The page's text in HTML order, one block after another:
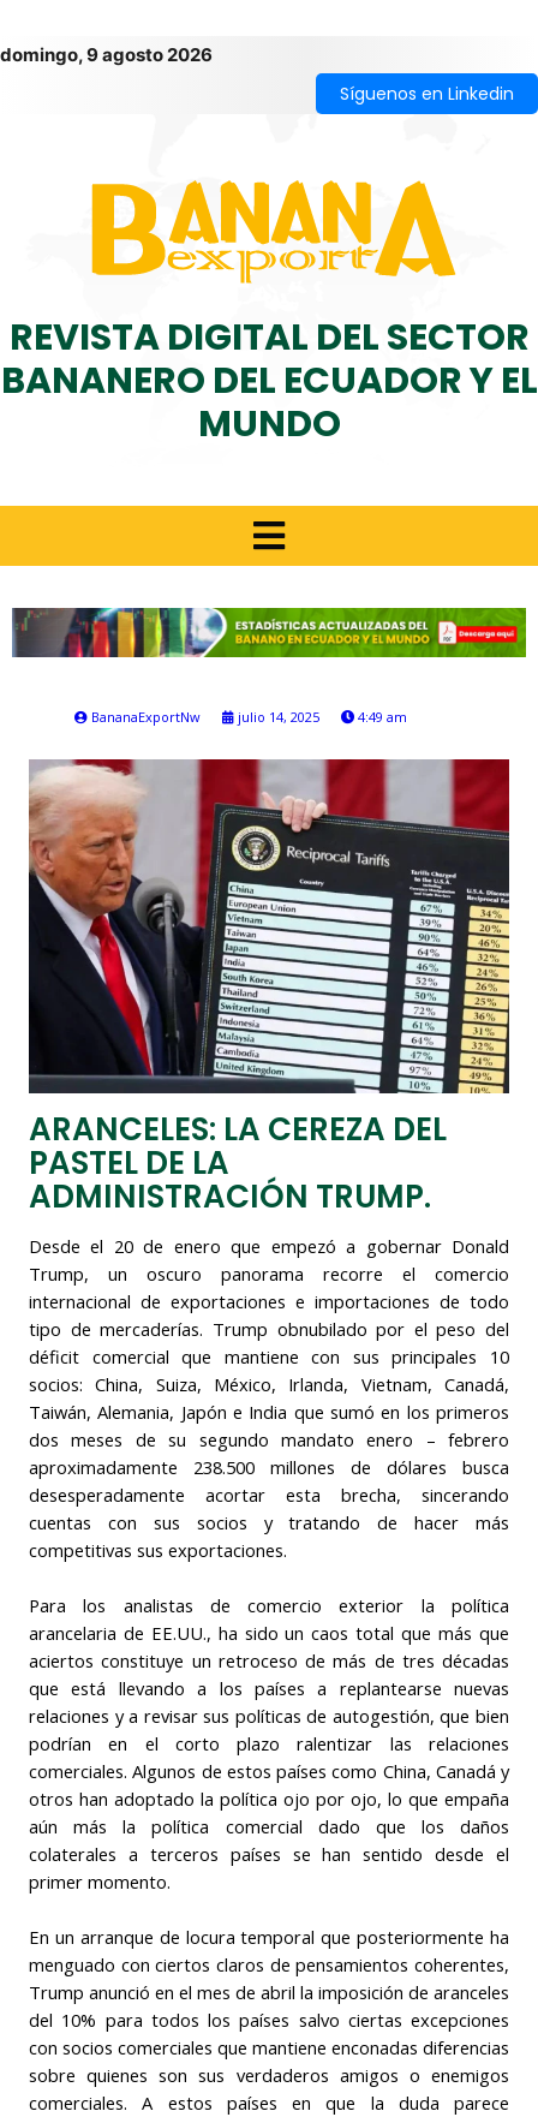
domingo, 9 agosto 2026
Síguenos en Linkedin
REVISTA DIGITAL DEL SECTOR
BANANERO DEL ECUADOR Y EL
MUNDO
BananaExportNw julio 14, 2025 4:49 am
ARANCELES: LA CEREZA DEL
PASTEL DE LA
ADMINISTRACIÓN TRUMP.
Desde el 20 de enero que empezó a gobernar Donald
Trump, un oscuro panorama recorre el comercio
internacional de exportaciones e importaciones de todo
tipo de mercaderías. Trump obnubilado por el peso del
déficit comercial que mantiene con sus principales 10
socios: China, Suiza, México, Irlanda, Vietnam, Canadá,
Taiwán, Alemania, Japón e India que sumó en los primeros
dos meses de su segundo mandato enero – febrero
aproximadamente 238.500 millones de dólares busca
desesperadamente acortar esta brecha, sincerando
cuentas con sus socios y tratando de hacer más
competitivas sus exportaciones.
Para los analistas de comercio exterior la política
arancelaria de EE.UU., ha sido un caos total que más que
aciertos constituye un retroceso de más de tres décadas
que está llevando a los países a replantearse nuevas
relaciones y a revisar sus políticas de autogestión, que bien
podrían en el corto plazo ralentizar las relaciones
comerciales. Algunos de estos países como China, Canadá y
otros han adoptado la política ojo por ojo, lo que empaña
aún más la política comercial dado que los daños
colaterales a terceros países se han sentido desde el
primer momento.
En un arranque de locura temporal que posteriormente ha
menguado con ciertos claros de pensamientos coherentes,
Trump anunció en el mes de abril la imposición de aranceles
del 10% para todos los países salvo ciertas excepciones
con socios comerciales que mantiene enconadas diferencias
sobre quienes son sus verdaderos amigos o enemigos
comerciales. A estos países en que la duda parece